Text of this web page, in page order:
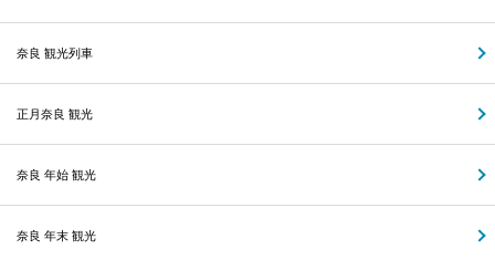
奈良 観光列車
正月奈良 観光
奈良 年始 観光
奈良 年末 観光